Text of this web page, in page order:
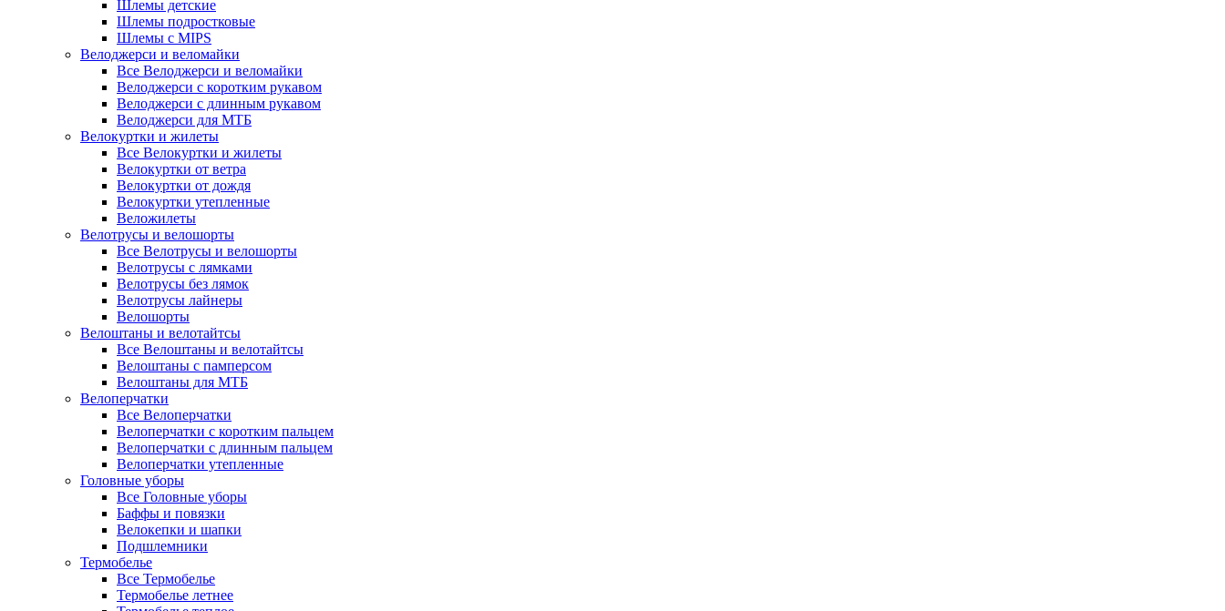
Шлемы детские
Шлемы подростковые
Шлемы с MIPS
Велоджерси и веломайки
Все Велоджерси и веломайки
Велоджерси с коротким рукавом
Велоджерси с длинным рукавом
Велоджерси для МТБ
Велокуртки и жилеты
Все Велокуртки и жилеты
Велокуртки от ветра
Велокуртки от дождя
Велокуртки утепленные
Веложилеты
Велотрусы и велошорты
Все Велотрусы и велошорты
Велотрусы с лямками
Велотрусы без лямок
Велотрусы лайнеры
Велошорты
Велоштаны и велотайтсы
Все Велоштаны и велотайтсы
Велоштаны с памперсом
Велоштаны для МТБ
Велоперчатки
Все Велоперчатки
Велоперчатки с коротким пальцем
Велоперчатки с длинным пальцем
Велоперчатки утепленные
Головные уборы
Все Головные уборы
Баффы и повязки
Велокепки и шапки
Подшлемники
Термобелье
Все Термобелье
Термобелье летнее